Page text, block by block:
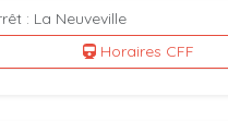
: La Neuveville
Horaires CFF